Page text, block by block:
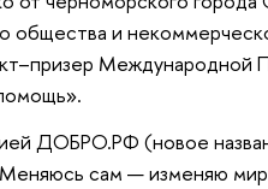
общества и
ДОБРО.РФ (новое
сам — изменяю